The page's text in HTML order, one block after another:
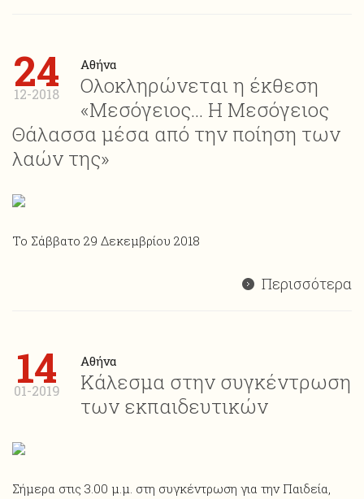
24
12-2018
Αθήνα
Ολοκληρώνεται η έκθεση
«Μεσόγειος… Η Μεσόγειος
Θάλασσα μέσα από την ποίηση των
λαών της»
Το Σάββατο 29 Δεκεμβρίου 2018
Περισσότερα
14
01-2019
Αθήνα
Κάλεσμα στην συγκέντρωση
των εκπαιδευτικών
Σήμερα στις 3.00 μ.μ. στη συγκέντρωση για την Παιδεία,